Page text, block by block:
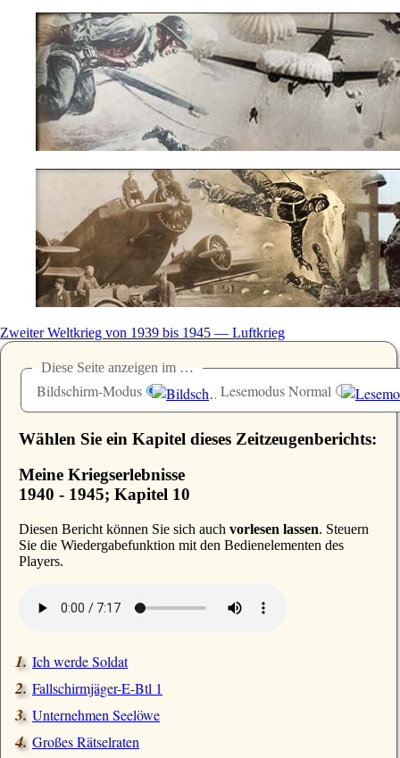
Zweiter Weltkrieg von 1939 bis 1945 — Luftkrieg
Diese Seite anzeigen im …
Bildschirm-Modus Lesemodus Normal
Wählen Sie ein Kapitel dieses Zeitzeugenberichts:
Meine Kriegserlebnisse
1940 - 1945; Kapitel 10
Diesen Bericht können Sie sich auch vorlesen lassen. Steuern
Sie die Wiedergabefunktion mit den Bedienelementen des
Players.
Ich werde Soldat
Fallschirmjäger-E-Btl 1
Unternehmen Seelöwe
Großes Rätselraten